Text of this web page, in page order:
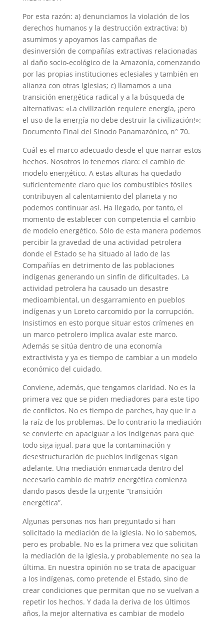
Por esta razón: a) denunciamos la violación de los
derechos humanos y la destrucción extractiva; b)
asumimos y apoyamos las campañas de
desinversión de compañías extractivas relacionadas
al daño socio-ecológico de la Amazonía, comenzando
por las propias instituciones eclesiales y también en
alianza con otras Iglesias; c) llamamos a una
transición energética radical y a la búsqueda de
alternativas: «La civilización requiere energía, ¡pero
el uso de la energía no debe destruir la civilización!»:
Documento Final del Sínodo Panamazónico, n° 70.
Cuál es el marco adecuado desde el que narrar estos
hechos. Nosotros lo tenemos claro: el cambio de
modelo energético. A estas alturas ha quedado
suficientemente claro que los combustibles fósiles
contribuyen al calentamiento del planeta y no
podemos continuar así. Ha llegado, por tanto, el
momento de establecer con competencia el cambio
de modelo energético. Sólo de esta manera podemos
percibir la gravedad de una actividad petrolera
donde el Estado se ha situado al lado de las
Compañías en detrimento de las poblaciones
indígenas generando un sinfín de dificultades. La
actividad petrolera ha causado un desastre
medioambiental, un desgarramiento en pueblos
indígenas y un Loreto carcomido por la corrupción.
Insistimos en esto porque situar estos crímenes en
un marco petrolero implica avalar este marco.
Además se sitúa dentro de una economía
extractivista y ya es tiempo de cambiar a un modelo
económico del cuidado.
Conviene, además, que tengamos claridad. No es la
primera vez que se piden mediadores para este tipo
de conflictos. No es tiempo de parches, hay que ir a
la raíz de los problemas. De lo contrario la mediación
se convierte en apaciguar a los indígenas para que
todo siga igual, para que la contaminación y
desestructuración de pueblos indígenas sigan
adelante. Una mediación enmarcada dentro del
necesario cambio de matriz energética comienza
dando pasos desde la urgente “transición
energética”.
Algunas personas nos han preguntado si han
solicitado la mediación de la iglesia. No lo sabemos,
pero es probable. No es la primera vez que solicitan
la mediación de la iglesia, y probablemente no sea la
última. En nuestra opinión no se trata de apaciguar
a los indígenas, como pretende el Estado, sino de
crear condiciones que permitan que no se vuelvan a
repetir los hechos. Y dada la deriva de los últimos
años, la mejor alternativa es cambiar de modelo